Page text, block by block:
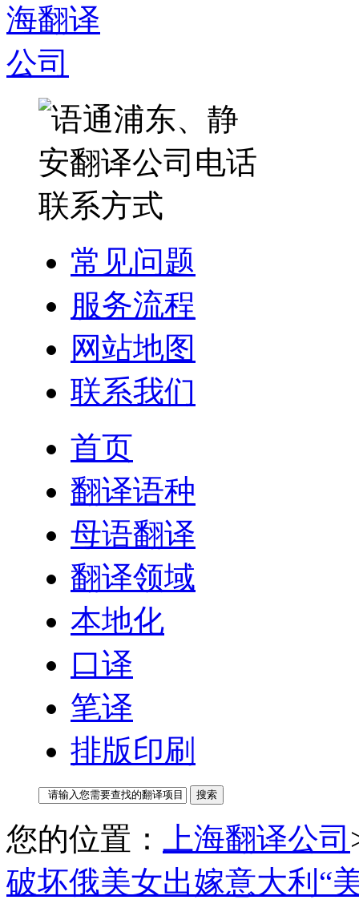
常见问题
服务流程
网站地图
联系我们
首页
翻译语种
母语翻译
翻译领域
本地化
口译
笔译
排版印刷
您的位置： 上海翻译公司
破坏俄美女出嫁意大利“